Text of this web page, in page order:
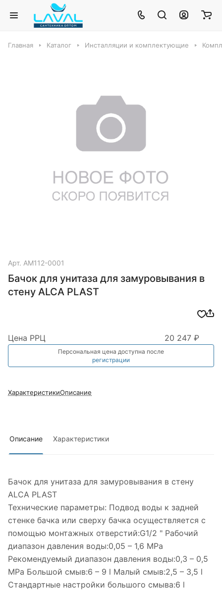
Главная Каталог Инсталляции и комплектующие
Арт. AM112-0001
Бачок для унитаза для замуровывания в
стену ALCA PLAST
Цена РРЦ 20 247 ₽
Персональная цена доступна после
регистрации
ХарактеристикиОписание
Описание Характеристики
Бачок для унитаза для замуровывания в стену
ALCA PLAST
Технические параметры: Подвод воды к задней
стенке бачка или сверху бачка осуществляется с
помощью монтажных отверстий:G1/2 " Рабочий
диапазон давления воды:0,05 – 1,6 MPa
Рекомендуемый диапазон давления воды:0,3 – 0,5
MPa Большой смыв:6 – 9 l Малый смыв:2,5 – 3,5 l
Стандартные настройки большого смыва:6 l